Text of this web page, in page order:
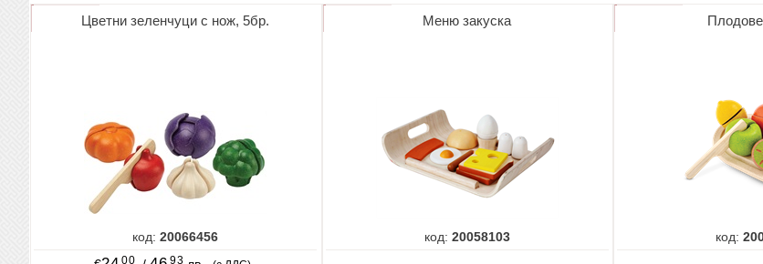
Цветни зеленчуци с нож, 5бр.
код:20066456
00 93
Меню закуска
код: 20058103 код: